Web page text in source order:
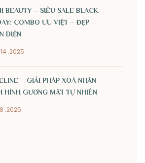
BEAUTY – SIÊU SALE BLACK
COMBO ƯU VIỆT – ĐẸP
DIỆN
.2025
– GIẢI PHÁP XOÁ NHĂN
HÌNH GƯƠNG MẶT TỰ NHIÊN
.2025